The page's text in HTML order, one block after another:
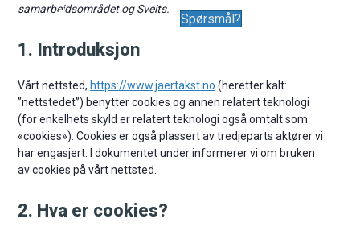
Spørsmål?
samarbeidsområdet og Sveits.
1. Introduksjon
Vårt nettsted, https://www.jaertakst.no (heretter kalt:
”nettstedet”) benytter cookies og annen relatert teknologi
(for enkelhets skyld er relatert teknologi også omtalt som
«cookies»). Cookies er også plassert av tredjeparts aktører vi
har engasjert. I dokumentet under informerer vi om bruken
av cookies på vårt nettsted.
2. Hva er cookies?